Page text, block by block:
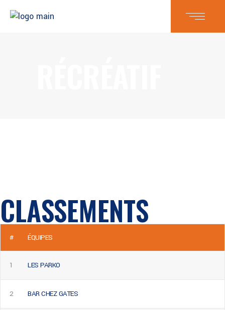
CLASSEMENTS
# ÉQUIPES
1 LES PARKO
2 BAR CHEZ GATES